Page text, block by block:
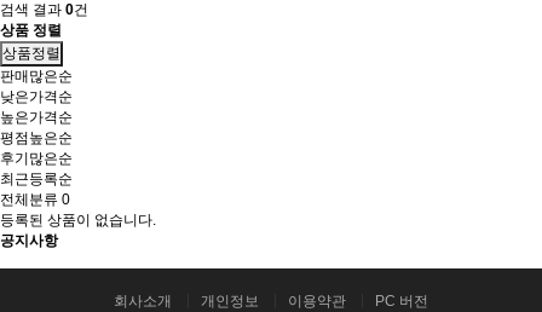
검색 결과 0건
상품 정렬
상품정렬
판매많은순
낮은가격순
높은가격순
평점높은순
후기많은순
최근등록순
전체분류 0
등록된 상품이 없습니다.
공지사항
회사소개 개인정보 이용약관 PC 버전